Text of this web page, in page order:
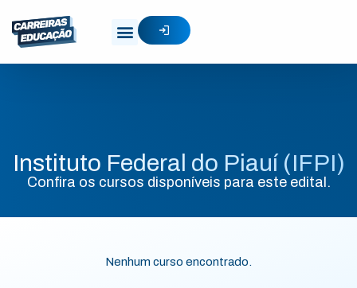
Instituto Federal do Piauí (IFPI)
Confira os cursos disponíveis para este edital.
Nenhum curso encontrado.